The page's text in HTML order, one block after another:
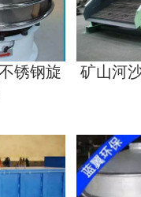
锈钢旋
矿山河